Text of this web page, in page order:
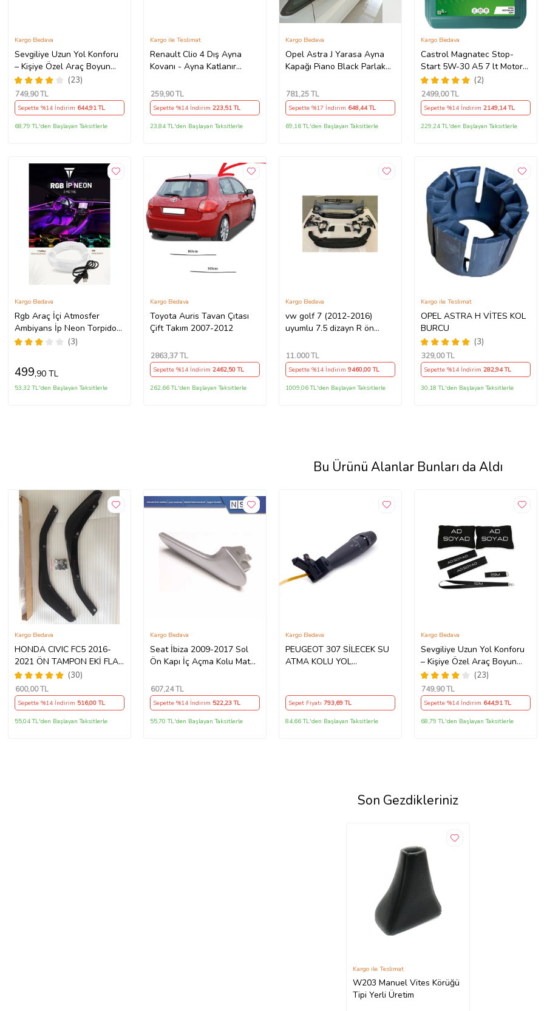
Sevgiliye Uzun Yol Konforu
– Kişiye Özel Araç Boyun
Yastığı & Kemer Pedi Hediye
Seti
(23)
Kargo Bedava
749,90 TL
Sepette %14 İndirim 644,91 TL
68,79 TL'den Başlayan Taksitlerle
Renault Clio 4 Dış Ayna
Kovanı - Ayna Katlanır
490307706 M3625
Kargo ile Teslimat
259,90 TL
Sepette %14 İndirim 223,51 TL
23,84 TL'den Başlayan Taksitlerle
Opel Astra J Yarasa Ayna
Kapağı Piano Black Parlak
Kargo Bedava
781,25 TL
Sepette %17 İndirim 648,44 TL
69,16 TL'den Başlayan Taksitlerle
Castrol Magnatec Stop-
Start 5W-30 A5 7 lt Motor
Yağı Ü.T 2024 (2)
Kargo Bedava
2499,00 TL
Sepette %14 İndirim 2149,14 TL
229,24 TL'den Başlayan Taksitlerle
Rgb Araç İçi Atmosfer
Ambiyans İp Neon Torpido
Led 3 Metre USB Girişli
(3)
Kargo Bedava
499,90 TL
53,32 TL'den Başlayan Taksitlerle
Toyota Auris Tavan Çıtası
Çift Takım 2007-2012
Kargo Bedava
2863,37 TL
Sepette %14 İndirim 2462,50 TL
262,66 TL'den Başlayan Taksitlerle
vw golf 7 (2012-2016)
uyumlu 7.5 dizayn R ön
Kargo Bedava
11.000TL
Sepette %14 İndirim 9460,00 TL
1009,06 TL'den Başlayan Taksitlerle
OPEL ASTRA H VİTES KOL
BURCU
(3)
Kargo ile Teslimat
329,00 TL
Sepette %14 İndirim 282,94 TL
30,18 TL'den Başlayan Taksitlerle
Bu Ürünü Alanlar Bunları da Aldı
HONDA CIVIC FC5 2016-
2021 ÖN TAMPON EKİ FLAP
TAMPON KÖŞESİ TAKIM
SAĞ SOL KAMPANYA ŞOKK
FİYAT OEM
(30)
Kargo Bedava
600,00 TL
Sepette %14 İndirim 516,00 TL
55,04 TL'den Başlayan Taksitlerle
Seat İbiza 2009-2017 Sol
Ön Kapı İç Açma Kolu Mat
Kargo Bedava
607,24 TL
Sepette %14 İndirim 522,23 TL
55,70 TL'den Başlayan Taksitlerle
PEUGEOT 307 SİLECEK SU
ATMA KOLU YOL
Kargo Bedava
Sepet Fiyatı 793,69 TL
84,66 TL'den Başlayan Taksitlerle
Sevgiliye Uzun Yol Konforu
– Kişiye Özel Araç Boyun
Yastığı & Kemer Pedi Hediye
Seti
(23)
Kargo Bedava
749,90 TL
Sepette %14 İndirim 644,91 TL
68,79 TL'den Başlayan Taksitlerle
Son Gezdikleriniz
W203 Manuel Vites Körüğü
Tipi Yerli Üretim
Kargo ile Teslimat